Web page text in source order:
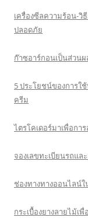
เครื่องซีลความร้อน-วิ
ปลอดภัย
ก๊าซอาร์กอนเป็นส่วน
5 ประโยชน์ของการ
ครีม
ไตรโคเดอร์มาเพื่อกา
จองเลขทะเบียนรถแล
ช่องทางทางออนไลน์
กระเบื้องยางลายไม้